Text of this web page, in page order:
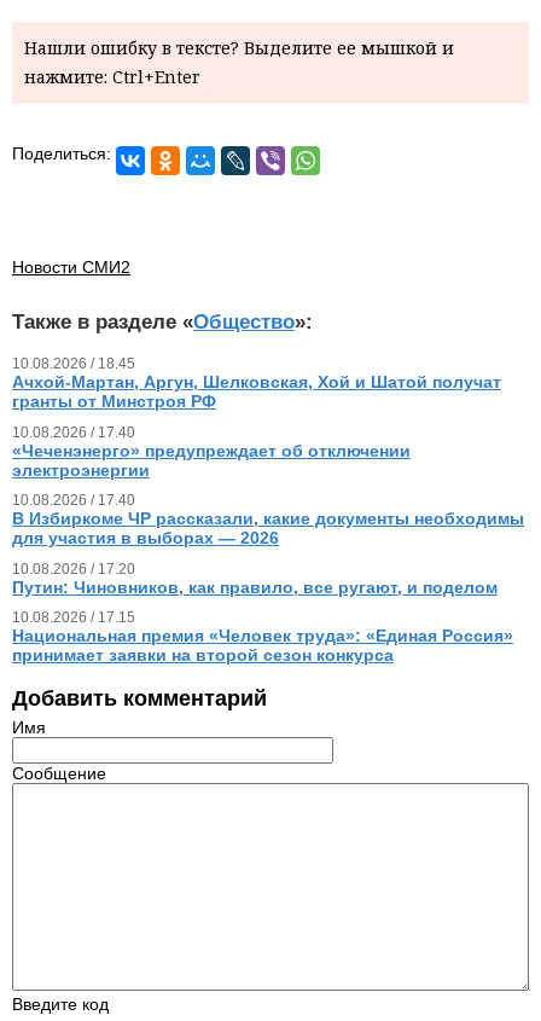
Нашли ошибку в тексте? Выделите ее мышкой и
нажмите: Ctrl+Enter
Поделиться:
Новости СМИ2
Также в разделе «Общество»:
10.08.2026 / 18.45
Ачхой-Мартан, Аргун, Шелковская, Хой и Шатой получат
гранты от Минстроя РФ
10.08.2026 / 17.40
«Чеченэнерго» предупреждает об отключении
электроэнергии
10.08.2026 / 17.40
В Избиркоме ЧР рассказали, какие документы необходимы
для участия в выборах — 2026
10.08.2026 / 17.20
Путин: Чиновников, как правило, все ругают, и поделом
10.08.2026 / 17.15
Национальная премия «Человек труда»: «Единая Россия»
принимает заявки на второй сезон конкурса
Добавить комментарий
Имя
Сообщение
Введите код